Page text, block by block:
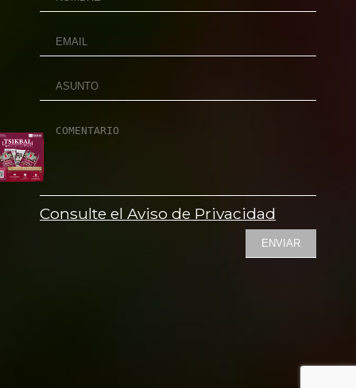
Consulte el Aviso de Privacidad